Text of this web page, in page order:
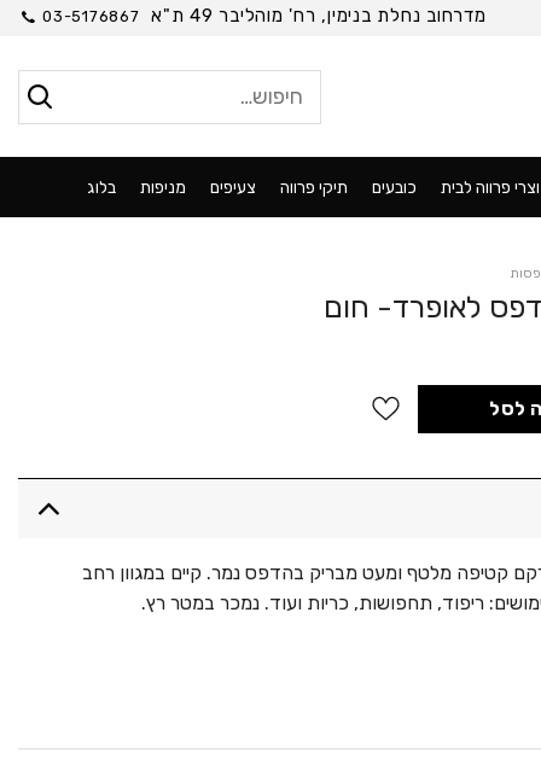
מדרחוב נחלת בנימין, רח' מוהליבר 49 ת"א 03-5176867
עבור:
פרווה לבית כובעים תיקי פרווה צעיפים מניפות בלוג
לסל
קטיפה מלטף ומעט מבריק בהדפס נמר. קיים במגוון רחב
ריפוד, תחפושות, כריות ועוד. נמכר במטר רץ.